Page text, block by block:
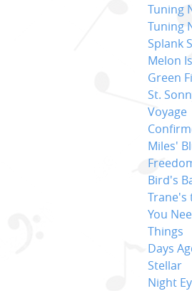
Tuning
Tuning
Splank
Melon
Green
St.
Voyage
Miles'
Bird's
Trane's
You
Things
Days
Stellar
Night